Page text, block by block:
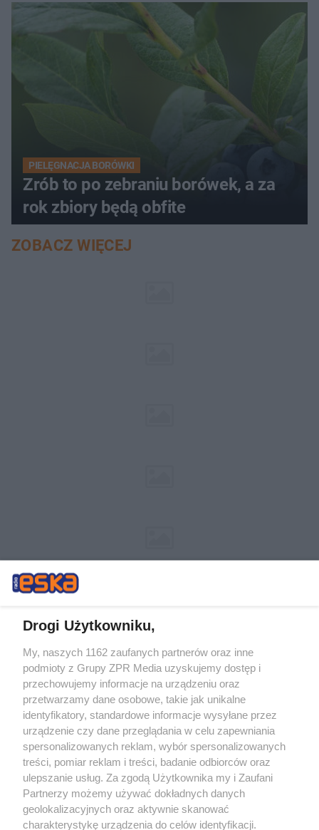
PIELĘGNACJA BORÓWKI
Zrób to po zebraniu borówek, a za
rok zbiory będą obfite
ZOBACZ WIĘCEJ
Żaden utwór zamieszczony w serwisie nie może być powielany i
rozpowszechniany lub dalej rozpowszechniany w jakikolwiek sposób (w
tym także elektroniczny lub mechaniczny) na jakimkolwiek polu
eksploatacji w jakiejkolwiek formie, włącznie z umieszczaniem w
Internecie bez pisemnej zgody właściciela praw. Jakiekolwiek użycie lub
wykorzystanie utworów w całości lub w części z naruszeniem prawa,
tzn. bez właściwej zgody, jest zabronione pod groźbą kary i może być
ścigane prawnie.
Drogi Użytkowniku,
My, naszych 1162 zaufanych partnerów oraz inne
podmioty z Grupy ZPR Media uzyskujemy dostęp i
przechowujemy informacje na urządzeniu oraz
przetwarzamy dane osobowe, takie jak unikalne
identyfikatory, standardowe informacje wysyłane przez
urządzenie czy dane przeglądania w celu zapewniania
spersonalizowanych reklam, wybór spersonalizowanych
treści, pomiar reklam i treści, badanie odbiorców oraz
ulepszanie usług. Za zgodą Użytkownika my i Zaufani
Partnerzy możemy używać dokładnych danych
geolokalizacyjnych oraz aktywnie skanować
charakterystykę urządzenia do celów identyfikacji.